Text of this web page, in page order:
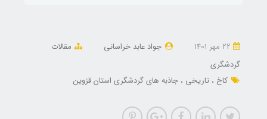
جواد عابد خراسانی
مقالات
گردشگری
کاخ
تاریخی جاذبه های گردشگری استان قزوین